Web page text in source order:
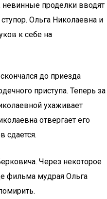
проделки вводят
Ольга Николаевна и
к себе на
до приезда
приступа. Теперь за
ухаживает
отвергает его
сдается.
Через некоторое
фильма мудрая Ольга